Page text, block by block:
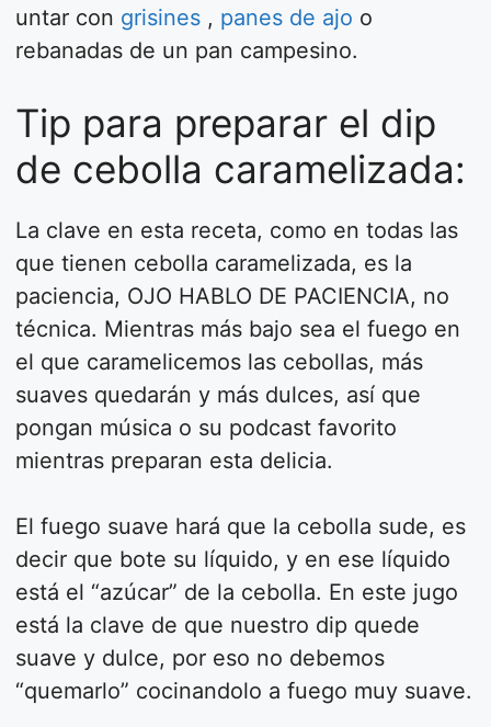
untar con grisines , panes de ajo o
rebanadas de un pan campesino.
Tip para preparar el dip
de cebolla caramelizada:
La clave en esta receta, como en todas las
que tienen cebolla caramelizada, es la
paciencia, OJO HABLO DE PACIENCIA, no
técnica. Mientras más bajo sea el fuego en
el que caramelicemos las cebollas, más
suaves quedarán y más dulces, así que
pongan música o su podcast favorito
mientras preparan esta delicia.
El fuego suave hará que la cebolla sude, es
decir que bote su líquido, y en ese líquido
está el “azúcar” de la cebolla. En este jugo
está la clave de que nuestro dip quede
suave y dulce, por eso no debemos
“quemarlo” cocinandolo a fuego muy suave.